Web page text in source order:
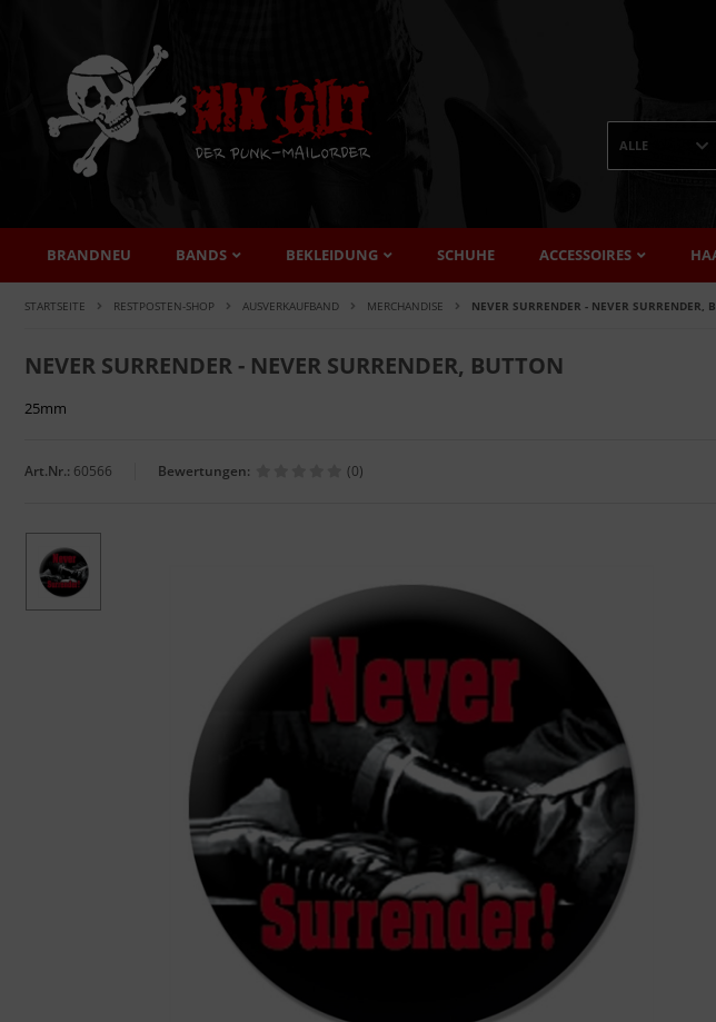
ALLE
BRANDNEU BANDS BEKLEIDUNG SCHUHE ACCESSOIRES
STARTSEITE RESTPOSTEN-SHOP AUSVERKAUFBAND MERCHANDISE NEVER SURRENDER - NEVER SURRENDER,
NEVER SURRENDER - NEVER SURRENDER, BUTTON
25mm
Art.Nr.: 60566 Bewertungen: (0)